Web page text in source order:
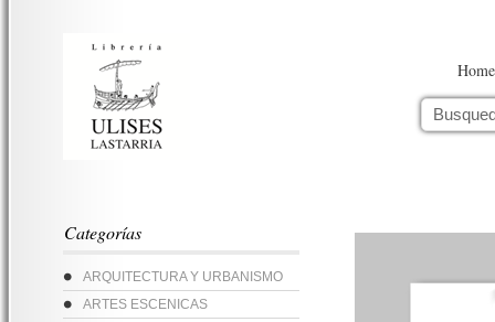
Home
Categorías
ARQUITECTURA Y URBANISMO
ARTES ESCENICAS